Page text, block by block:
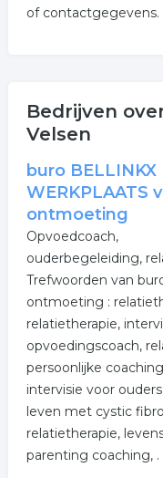
of contactgegevens.
Bedrijven
Velsen
buro BELLINKX |
WERKPLAATS
ontmoeting
Opvoedcoach,
ouderbegeleiding,
Trefwoorden van
ontmoeting :
relatietherapie,
opvoedingscoach,
persoonlijke
intervisie voor
leven met cystic
relatietherapie,
parenting coaching, .